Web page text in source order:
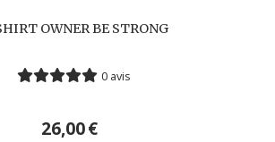
OWNER BE STRONG
0 avis
26,00€